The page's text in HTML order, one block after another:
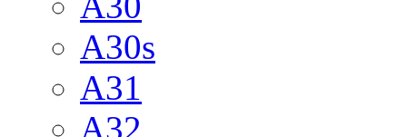
A30s
A31
A32